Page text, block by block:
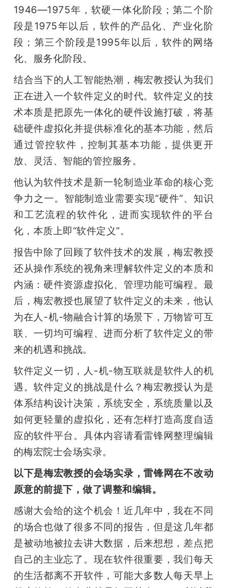
1946—1975年，软硬一体化阶段；第二个阶
段是1975年以后，软件的产品化、产业化阶
段；第三个阶段是1995年以后，软件的网络
化、服务化阶段。
结合当下的人工智能热潮，梅宏教授认为我们
正在进入一个软件定义的时代。软件定义的技
术本质是把原先一体化的硬件设施打破，将基
础硬件虚拟化并提供标准化的基本功能，然后
通过管控软件，控制其基本功能，提供更开
放、灵活、智能的管控服务。
他认为软件技术是新一轮制造业革命的核心竞
争力之一。智能制造业需要实现“硬件”、知识
和工艺流程的软件化，进而实现软件的平台
化，本质上即“软件定义”。
报告中除了回顾了软件技术的发展，梅宏教授
还从操作系统的视角来理解软件定义的本质和
内涵：硬件资源虚拟化、管理功能可编程。最
后，梅宏教授也展望了软件定义的未来，他认
为在人-机-物融合计算的场景下，万物皆可互
联、一切均可编程、进而分析了软件定义的带
来的机遇和挑战。
软件定义一切，人-机-物互联就是软件人的机
遇。软件定义的挑战是什么？梅宏教授认为是
体系结构设计决策，系统安全，系统质量以及
如何更轻量的虚拟化，还有怎样打造高度自适
应的软件平台。具体内容请看雷锋网整理编辑
的梅宏院士会场实录。
以下是梅宏教授的会场实录，雷锋网在不改动
原意的前提下，做了调整和编辑。
感谢大会给的这个机会！近几年中，我在不同
的场合也做了很多不同的报告，但是这几年都
是被动地被拉去讲大数据，后来想想，差点把
自己的主业忘了。现在软件很重要，我们每天
的生活都离不开软件，可能大多数人每天早上